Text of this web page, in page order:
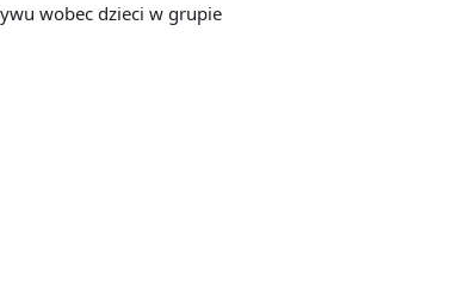
wobec dzieci w grupie